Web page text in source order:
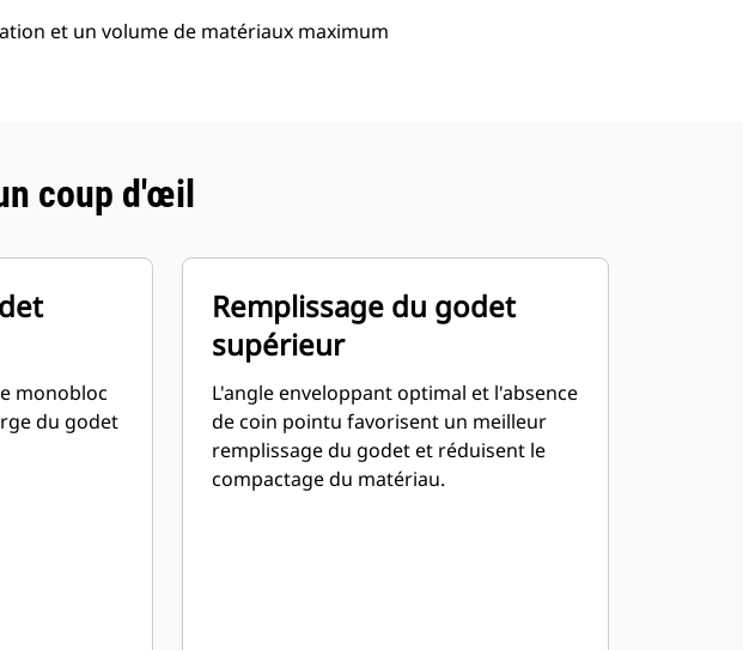
et un volume de matériaux maximum
coup d'œil
monobloc
du godet
Remplissage du godet
supérieur
L'angle enveloppant optimal et l'absence
de coin pointu favorisent un meilleur
remplissage du godet et réduisent le
compactage du matériau.